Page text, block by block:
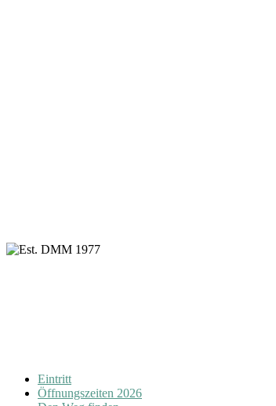
Eintritt
Öffnungszeiten 2026